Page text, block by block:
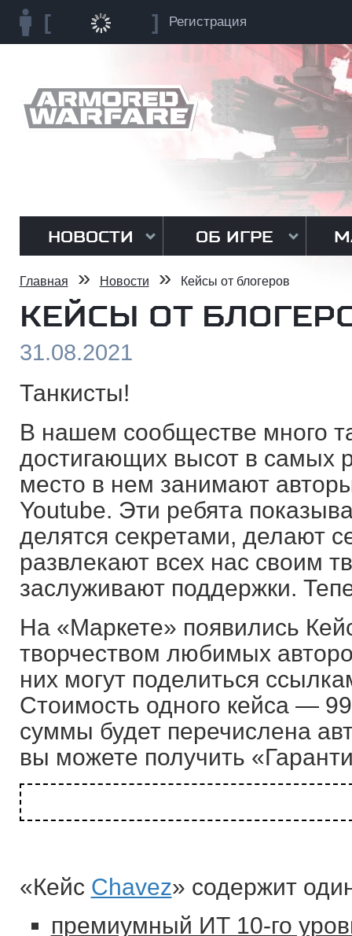
Регистрация
НОВОСТИ ОБ ИГРЕ
Главная » Новости » Кейсы от блогеров
КЕЙСЫ ОТ
31.08.2021
Танкисты!
В нашем сообществе много
достигающих высот в самых
место в нем занимают
Youtube. Эти ребята
делятся секретами, делают
развлекают всех нас своим
заслуживают поддержки.
На «Маркете» появились
творчеством любимых
них могут поделиться
Стоимость одного кейса —
суммы будет перечислена
вы можете получить
«Кейс Chavez» содержит
премиумный ИТ 10-го